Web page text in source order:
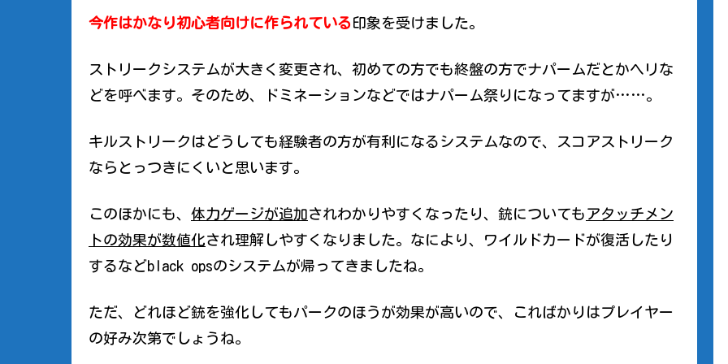
今作はかなり初心者向けに作られている印象を受けました。
ストリークシステムが大きく変更され、初めての方でも終盤の方でナパームだとかヘリな
どを呼べます。そのため、ドミネーションなどではナパーム祭りになってますが……。
キルストリークはどうしても経験者の方が有利になるシステムなので、スコアストリーク
ならとっつきにくいと思います。
このほかにも、 体力ゲージが追加されわかりやすくなったり、銃についても アタッチメン
トの効果が数値化され理解しやすくなりました。なにより、ワイルドカードが復活したり
するなどblack opsのシステムが帰ってきましたね。
ただ、どれほど銃を強化してもパークのほうが効果が高いので、こればかりはプレイヤー
の好み次第でしょうね。